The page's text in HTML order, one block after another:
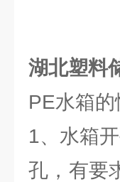
湖北塑料
PE水箱的
1、水箱
孔，有要